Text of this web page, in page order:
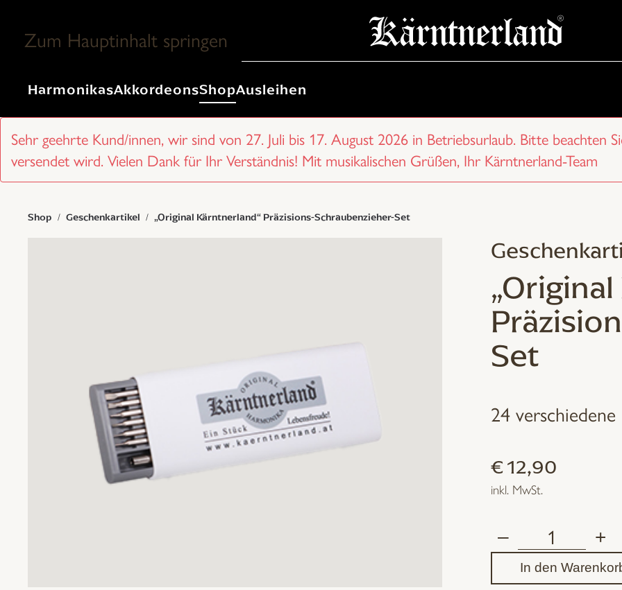
Zum Hauptinhalt springen
HarmonikasAkkordeonsShopAusleihen
Sehr geehrte Kund/innen, wir sind von 27. Juli bis 17. August 2026 in Betriebsurlaub. Bitte beachten
versendet wird. Vielen Dank für Ihr Verständnis! Mit musikalischen Grüßen, Ihr Kärntnerland-Team
Shop Geschenkartikel „Original Kärntnerland“ Präzisions-Schraubenzieher-Set
Set
24 verschiedene
€12,90
inkl. MwSt.
–
"Original
Kärntnerland"
+
In den